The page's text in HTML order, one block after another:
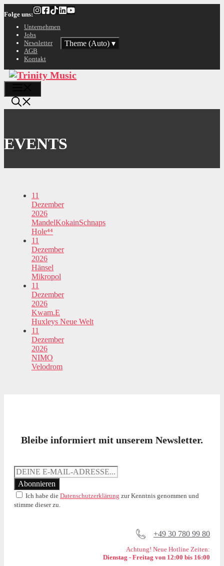
Inhalt
springen
Folge uns:
Unternehmen
Jobs
Newsletter
AGB
Kontakt
Theme (Auto) ▾
EVENTS
11
Dezember
2026
MandelKokainSchnaps
Hole⁴⁴
11
Dezember
2026
Hänsel
Mikropol
11
Dezember
2026
Kwam.E
Huxleys Neue Welt
11
Dezember
2026
NIMO
Velodrom
Bleibe informiert mit unserem Newsletter.
Ich habe die Datenschutzerklärung zur Kenntnis genommen und
stimme dieser zu.
+49 30 780 99 80
Achtung! Neue Hotline Zeiten:
Dienstag - Freitag von 12:00 bis 16:00